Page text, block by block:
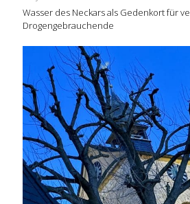
Wasser des Neckars als Gedenkort für
Drogengebrauchende